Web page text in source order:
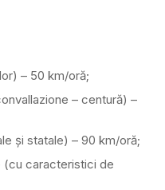
– 50 km/oră;
– centură) –
şi statale) – 90 km/oră;
(cu caracteristici de